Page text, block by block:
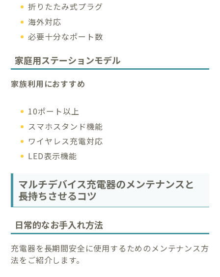
折りたたみ式プラグ
海外対応
必要十分なポート数
家庭用ステーションモデル
家族利用におすすめ
10ポート以上
スマホスタンド機能
ワイヤレス充電対応
LED表示機能
マルチデバイス充電器のメンテナンスと
長持ちさせるコツ
日常的なお手入れ方法
充電器を長期間安全に使用するためのメンテナンス方
法をご紹介します。